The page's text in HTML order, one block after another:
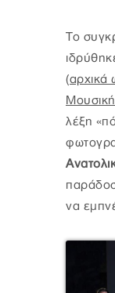
Το
(αρχικά
λέξη
να